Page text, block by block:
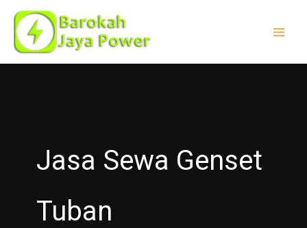
Lewati
konten
Jasa Sewa Genset
Tuban